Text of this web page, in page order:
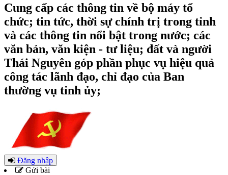
Cung cấp các thông tin về bộ máy tổ
chức; tin tức, thời sự chính trị trong tỉnh
và các thông tin nổi bật trong nước; các
văn bản, văn kiện - tư liệu; đất và người
Thái Nguyên góp phần phục vụ hiệu quả
công tác lãnh đạo, chỉ đạo của Ban
thường vụ tỉnh ủy;
Đăng nhập
Gửi bài